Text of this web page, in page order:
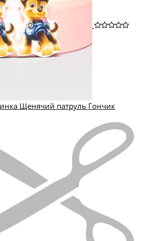
Щенячий патруль Гончик